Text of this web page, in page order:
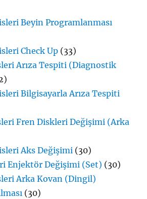
Beyin Programlanması
Check Up (33)
Arıza Tespiti (Diagnostik
Bilgisayarla Arıza Tespiti
Fren Diskleri Değişimi (Arka
Aks Değişimi (30)
Enjektör Değişimi (Set) (30)
Arka Kovan (Dingil)
(30)